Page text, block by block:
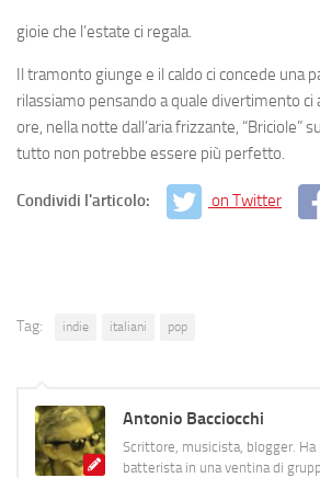
gioie che l’estate ci regala.
Il tramonto giunge e il caldo ci concede una
rilassiamo pensando a quale divertimento ci
ore, nella notte dall’aria frizzante, “Briciole”
tutto non potrebbe essere più perfetto.
Condividi l'articolo: on Twitter
Tag: indie italiani pop
Antonio Bacciocchi
Scrittore, musicista, blogger.
batterista in una ventina di